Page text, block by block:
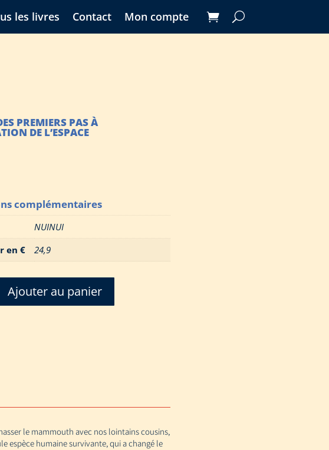
les livres Contact Mon compte
PREMIERS PAS À
DE L’ESPACE
complémentaires
NUINUI
en €
24,9
Ajouter au panier
le mammouth avec nos lointains cousins,
espèce humaine survivante, qui a changé le